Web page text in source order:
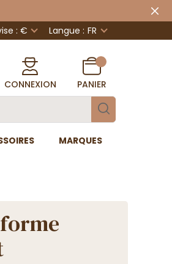
: € Langue : FR
CONNEXION PANIER
MARQUES